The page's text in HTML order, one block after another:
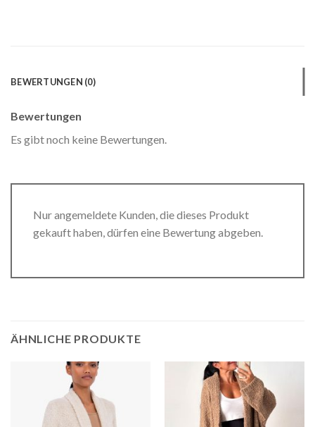
BEWERTUNGEN (0)
Bewertungen
Es gibt noch keine Bewertungen.
Nur angemeldete Kunden, die dieses Produkt
gekauft haben, dürfen eine Bewertung abgeben.
ÄHNLICHE PRODUKTE